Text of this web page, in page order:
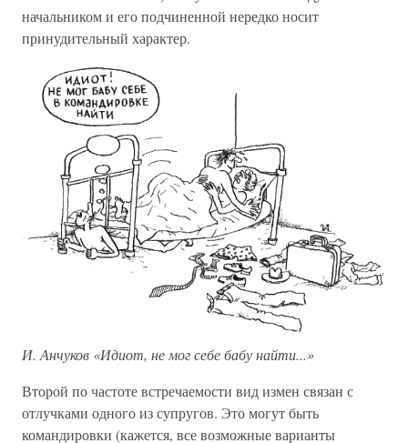
начальником и его подчиненной нередко носит
принудительный характер.
И. Анчуков «Идиот, не мог себе бабу найти...»
Второй по частоте встречаемости вид измен связан с
отлучками одного из супругов. Это могут быть
командировки (кажется, все возможные варианты